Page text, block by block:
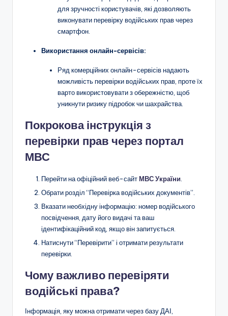
для зручності користувачів, які дозволяють
виконувати перевірку водійських прав через
смартфон.
Використання онлайн-сервісів:
Ряд комерційних онлайн-сервісів надають
можливість перевірки водійських прав, проте їх
варто використовувати з обережністю, щоб
уникнути ризику підробок чи шахрайства.
Покрокова інструкція з
перевірки прав через портал
МВС
Перейти на офіційний веб-сайтМВС України
Обрати розділ “Перевірка водійських документів”.
Вказати необхідну інформацію: номер водійського
посвідчення, дату його видачі та ваш
ідентифікаційний код, якщо він запитується.
Натиснути “Перевірити” і отримати результати
перевірки.
Чому важливо перевіряти
водійські права?
Інформація, яку можна отримати через базу ДАІ,